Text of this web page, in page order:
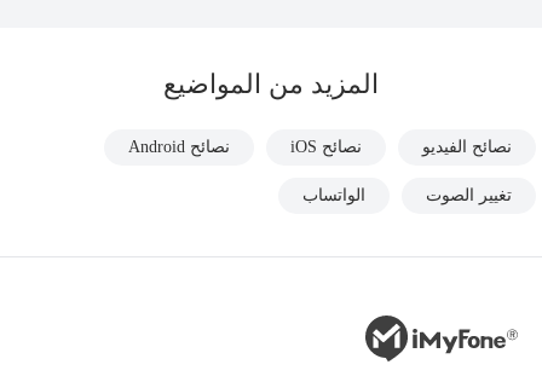
المزيد من المواضيع
نصائح الفيديو نصائح iOS نصائح Android
تغيير الصوت الواتساب